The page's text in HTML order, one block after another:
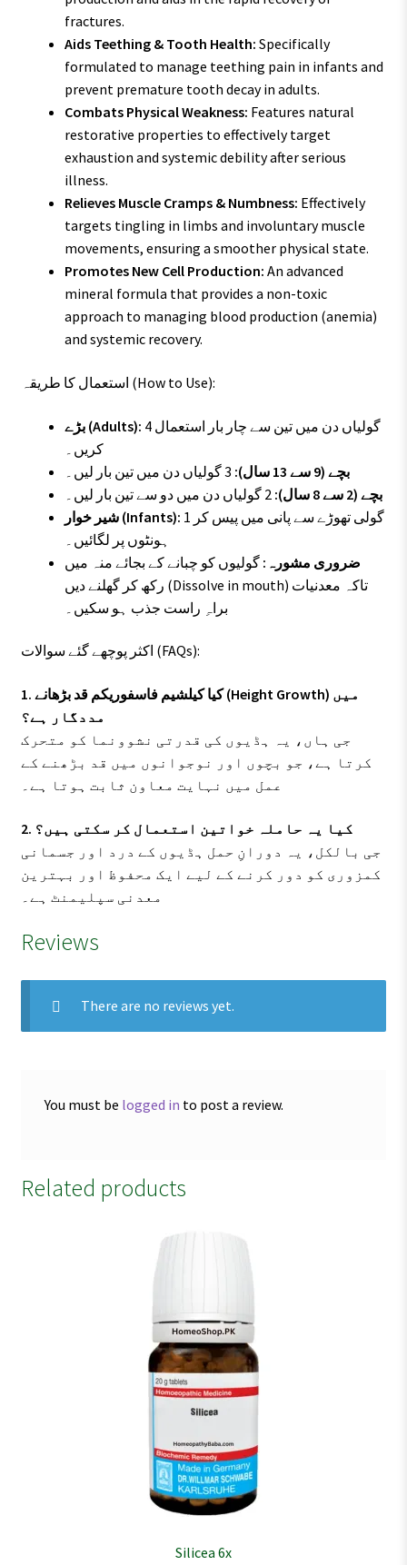
fractures.
Aids Teething & Tooth Health: Specifically
formulated to manage teething pain in infants and
prevent premature tooth decay in adults.
Combats Physical Weakness: Features natural
restorative properties to effectively target
exhaustion and systemic debility after serious
illness.
Relieves Muscle Cramps & Numbness: Effectively
targets tingling in limbs and involuntary muscle
movements, ensuring a smoother physical state.
Promotes New Cell Production: An advanced
mineral formula that provides a non-toxic
approach to managing blood production (anemia)
and systemic recovery.
استعمال کا طریقہ (How to Use):
بڑے (Adults): 4 گولیاں دن میں تین سے چار بار استعمال
کریں۔
بچے (9 سے 13 سال):
بچے (2 سے 8 سال):
2 گولیاں دن میں دو سے تین بار لیں۔
شیر خوار (Infants): 1 گولی تھوڑے سے پانی میں پیس کر
ہونٹوں پر لگائیں۔
ضروری مشورہ: گولیوں کو چبانے کے بجائے منہ میں
رکھ کر گھلنے دیں (Dissolve in mouth) تاکہ معدنیات
براہِ راست جذب ہو سکیں۔
اکثر پوچھے گئے سوالات (FAQs):
1. کیا کیلشیم فاسفوریکم قد بڑھانے (Height Growth) میں
مددگار ہے؟
جی ہاں، یہ ہڈیوں کی قدرتی نشوونما کو متحرک
کرتا ہے، جو بچوں اور نوجوانوں میں قد بڑھنے کے
عمل میں نہایت معاون ثابت ہوتا ہے۔
2. کیا یہ حاملہ خواتین استعمال کر سکتی ہیں؟
جی بالکل، یہ دورانِ حمل ہڈیوں کے درد اور جسمانی
کمزوری کو دور کرنے کے لیے ایک محفوظ اور بہترین
معدنی سپلیمنٹ ہے۔
Reviews
There are no reviews yet.
You must be logged in to post a review.
Related products
Silicea 6x